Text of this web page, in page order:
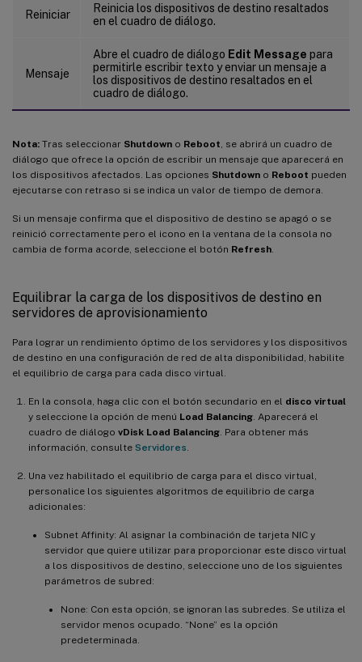
Reiniciar
Reinicia los dispositivos de destino resaltados
en el cuadro de diálogo.
Mensaje
Abre el cuadro de diálogo Edit Message para
permitirle escribir texto y enviar un mensaje a
los dispositivos de destino resaltados en el
cuadro de diálogo.
Nota: Tras seleccionar Shutdown o Reboot , se abrirá un cuadro de
diálogo que ofrece la opción de escribir un mensaje que aparecerá en
los dispositivos afectados. Las opciones Shutdown o Reboot pueden
ejecutarse con retraso si se indica un valor de tiempo de demora.
Si un mensaje confirma que el dispositivo de destino se apagó o se
reinició correctamente pero el icono en la ventana de la consola no
cambia de forma acorde, seleccione el botón Refresh
Equilibrar la carga de los dispositivos de destino en
servidores de aprovisionamiento
Para lograr un rendimiento óptimo de los servidores y los dispositivos
de destino en una configuración de red de alta disponibilidad, habilite
el equilibrio de carga para cada disco virtual.
En la consola, haga clic con el botón secundario en el disco virtual
y seleccione la opción de menú Load Balancing . Aparecerá el
cuadro de diálogo vDisk Load Balancing . Para obtener más
información, consulte Servidores
Una vez habilitado el equilibrio de carga para el disco virtual,
personalice los siguientes algoritmos de equilibrio de carga
adicionales:
Subnet Affinity: Al asignar la combinación de tarjeta NIC y
servidor que quiere utilizar para proporcionar este disco virtual
a los dispositivos de destino, seleccione uno de los siguientes
parámetros de subred:
None: Con esta opción, se ignoran las subredes. Se utiliza el
servidor menos ocupado. “None” es la opción
predeterminada.